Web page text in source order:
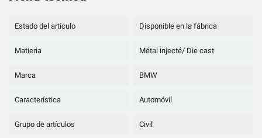
Estado del artículo Disponible en la fábrica
Matieria Métal injecté/ Die cast
Marca BMW
Característica Automóvil
Grupo de artículos Civil